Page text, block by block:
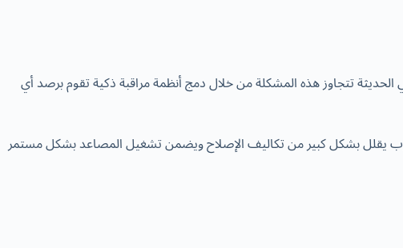
الحديثة تتجاوز هذه المشكلة من خلال دمج أنظمة مراقبة ذكية تقوم برصد أي
يقلل بشكل كبير من تكاليف الإصلاح ويضمن تشغيل المصاعد بشكل مستمر